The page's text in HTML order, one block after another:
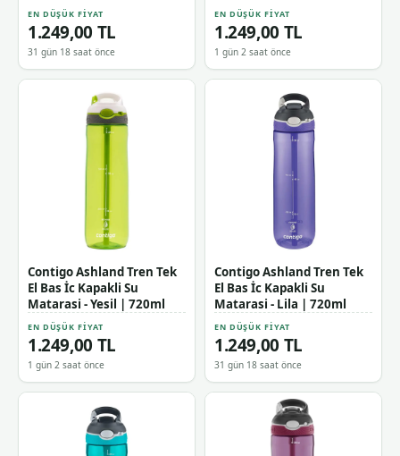
EN DÜŞÜK FIYAT
1.249,00 TL
31 gün 18 saat önce
EN DÜŞÜK FIYAT
1.249,00 TL
1 gün 2 saat önce
Contigo Ashland Tren Tek
El Bas İc Kapakli Su
Matarasi - Yesil | 720ml
EN DÜŞÜK FIYAT
1.249,00 TL
1 gün 2 saat önce
Contigo Ashland Tren Tek
El Bas İc Kapakli Su
Matarasi - Lila | 720ml
EN DÜŞÜK FIYAT
1.249,00 TL
31 gün 18 saat önce